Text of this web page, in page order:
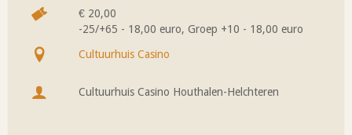
€ 20,00
-25/+65 - 18,00 euro, Groep +10 - 18,00 euro
Cultuurhuis Casino
Cultuurhuis Casino Houthalen-Helchteren